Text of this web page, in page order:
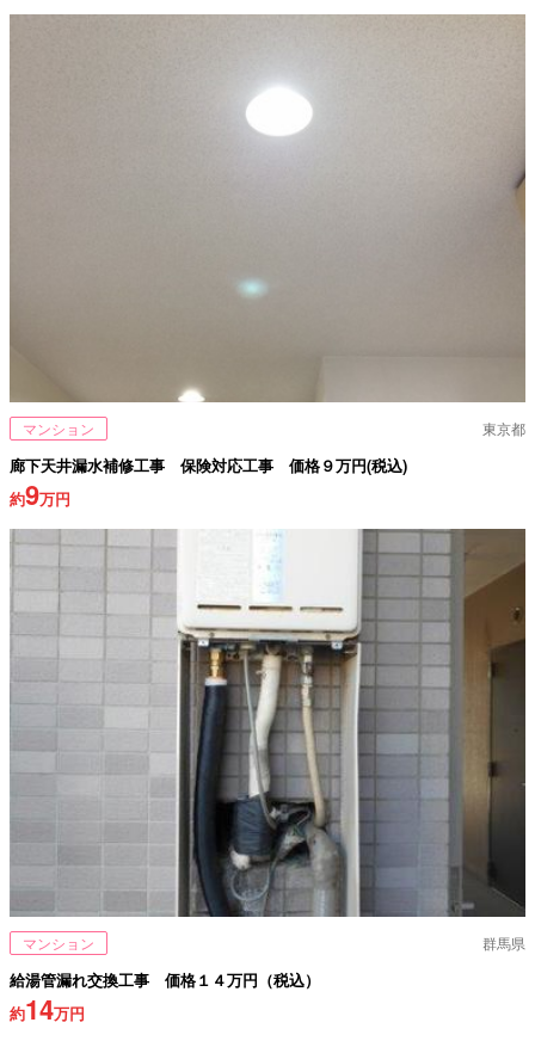
マンション 東京都
廊下天井漏水補修工事 保険対応工事 価格９万円(税込)
約9万円
マンション 群馬県
給湯管漏れ交換工事 価格１４万円（税込）
約14万円